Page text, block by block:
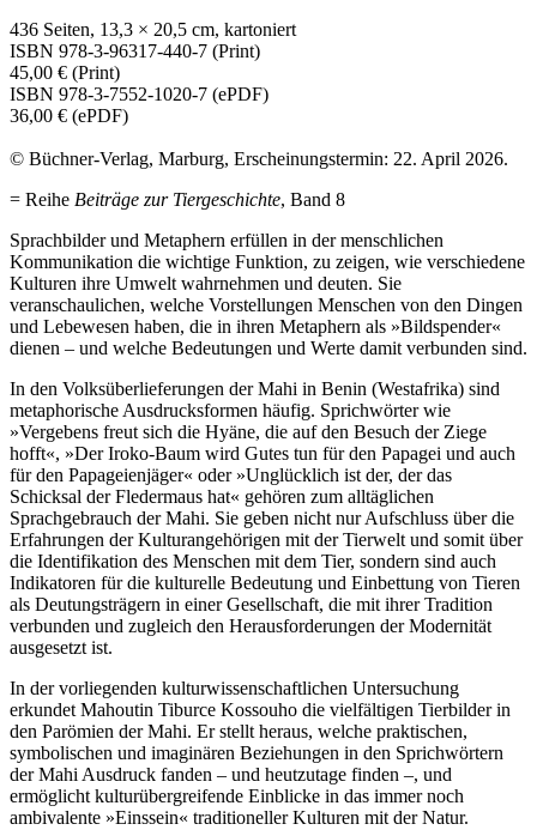
436 Seiten, 13,3 × 20,5 cm, kartoniert
ISBN 978-3-96317-440-7 (Print)
45,00 € (Print)
ISBN 978-3-7552-1020-7 (ePDF)
36,00 € (ePDF)
© Büchner-Verlag, Marburg, Erscheinungstermin: 22. April 2026.
= Reihe Beiträge zur Tiergeschichte, Band 8
Sprachbilder und Metaphern erfüllen in der menschlichen
Kommunikation die wichtige Funktion, zu zeigen, wie verschiedene
Kulturen ihre Umwelt wahrnehmen und deuten. Sie
veranschaulichen, welche Vorstellungen Menschen von den Dingen
und Lebewesen haben, die in ihren Metaphern als »Bildspender«
dienen – und welche Bedeutungen und Werte damit verbunden sind.
In den Volksüberlieferungen der Mahi in Benin (Westafrika) sind
metaphorische Ausdrucksformen häufig. Sprichwörter wie
»Vergebens freut sich die Hyäne, die auf den Besuch der Ziege
hofft«, »Der Iroko-Baum wird Gutes tun für den Papagei und auch
für den Papageienjäger« oder »Unglücklich ist der, der das
Schicksal der Fledermaus hat« gehören zum alltäglichen
Sprachgebrauch der Mahi. Sie geben nicht nur Aufschluss über die
Erfahrungen der Kulturangehörigen mit der Tierwelt und somit über
die Identifikation des Menschen mit dem Tier, sondern sind auch
Indikatoren für die kulturelle Bedeutung und Einbettung von Tieren
als Deutungsträgern in einer Gesellschaft, die mit ihrer Tradition
verbunden und zugleich den Herausforderungen der Modernität
ausgesetzt ist.
In der vorliegenden kulturwissenschaftlichen Untersuchung
erkundet Mahoutin Tiburce Kossouho die vielfältigen Tierbilder in
den Parömien der Mahi. Er stellt heraus, welche praktischen,
symbolischen und imaginären Beziehungen in den Sprichwörtern
der Mahi Ausdruck fanden – und heutzutage finden –, und
ermöglicht kulturübergreifende Einblicke in das immer noch
ambivalente »Einssein« traditioneller Kulturen mit der Natur.